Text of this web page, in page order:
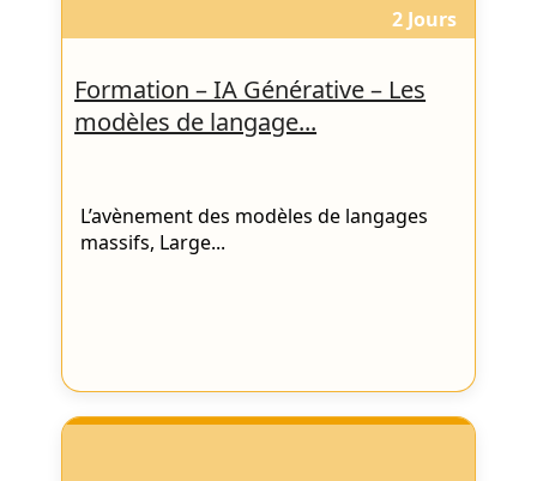
2 Jours
Formation – IA Générative – Les
modèles de langage...
L’avènement des modèles de langages
massifs, Large...